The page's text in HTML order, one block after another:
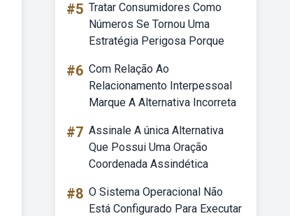
#5 Tratar Consumidores Como
Números Se Tornou Uma
Estratégia Perigosa Porque
#6 Com Relação Ao
Relacionamento Interpessoal
Marque A Alternativa Incorreta
#7 Assinale A única Alternativa
Que Possui Uma Oração
Coordenada Assindética
#8 O Sistema Operacional Não
Está Configurado Para Executar